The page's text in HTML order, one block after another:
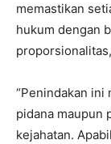
memastikan
hukum dengan
“Penindakan ini
pidana maupun
kejahatan.